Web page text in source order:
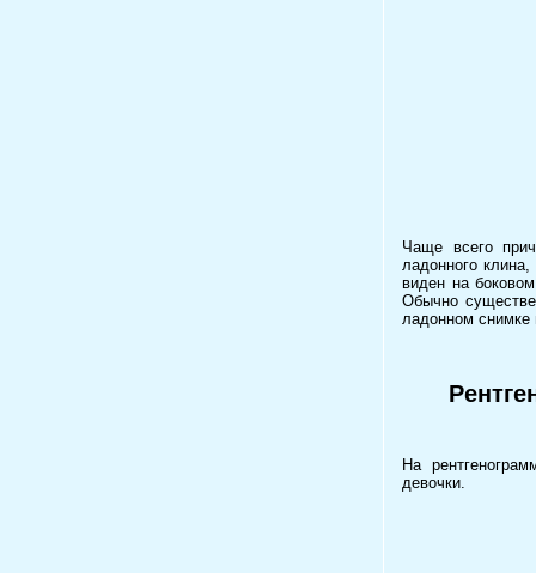
Чаще всего
ладонного
виден на
Обычно
ладонном снимке
На
девочки.